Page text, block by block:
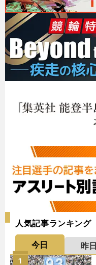
人気記事ランキング
今日 昨日
1